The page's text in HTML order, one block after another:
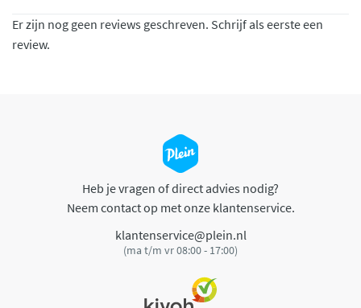
Er zijn nog geen reviews geschreven. Schrijf als eerste een
review.
Heb je vragen of direct advies nodig?
Neem contact op met onze klantenservice.
klantenservice@plein.nl
(ma t/m vr 08:00 - 17:00)